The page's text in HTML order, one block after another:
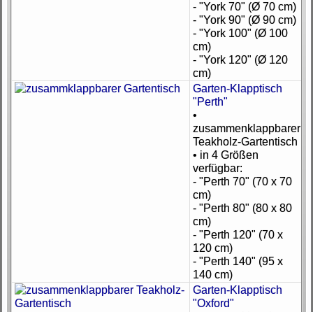
- "York 70" (Ø 70 cm)
- "York 90" (Ø 90 cm)
- "York 100" (Ø 100
cm)
- "York 120" (Ø 120
cm)
Garten-Klapptisch
"Perth"
•
zusammenklappbarer
Teakholz-Gartentisch
• in 4 Größen
verfügbar:
- "Perth 70" (70 x 70
cm)
- "Perth 80" (80 x 80
cm)
- "Perth 120" (70 x
120 cm)
- "Perth 140" (95 x
140 cm)
Garten-Klapptisch
"Oxford"